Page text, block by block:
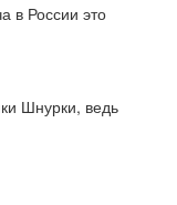
в России это
Шнурки, ведь